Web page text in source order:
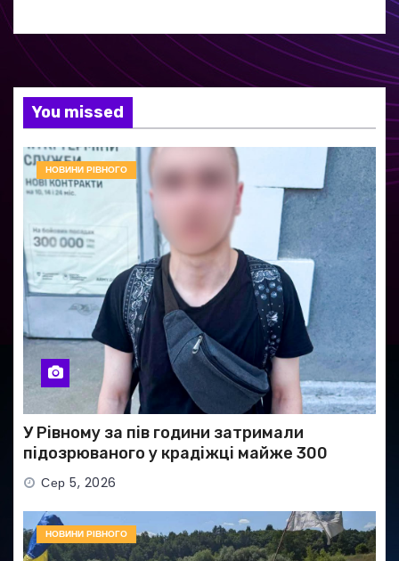
You missed
НОВИНИ РІВНОГО
У Рівному за пів години затримали
підозрюваного у крадіжці майже 300
тисяч гривень
Сер 5, 2026
НОВИНИ РІВНОГО